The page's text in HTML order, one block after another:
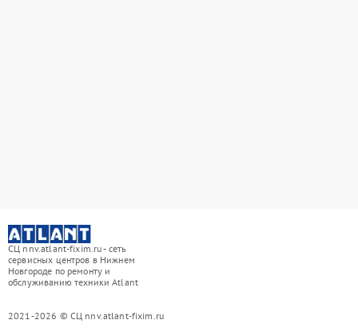
СЦ nnv.atlant-fixim.ru - сеть
сервисных центров в Нижнем
Новгороде по ремонту и
обслуживанию техники Atlant
2021-2026 © СЦ nnv.atlant-fixim.ru